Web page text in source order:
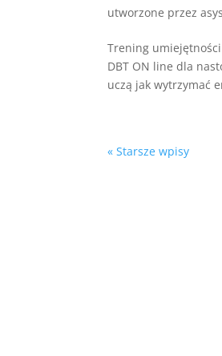
utworzone przez
Trening
DBT ON line dla
uczą jak wytrzymać
« Starsze wpisy